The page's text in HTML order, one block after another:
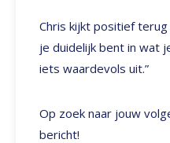
Chris kijkt positief terug
je duidelijk bent in wat
iets waardevols uit.”
Op zoek naar jouw
bericht!